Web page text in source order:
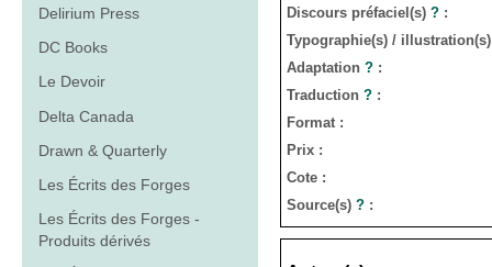
Delirium Press
DC Books
Le Devoir
Delta Canada
Drawn & Quarterly
Les Écrits des Forges
Les Écrits des Forges -
Produits dérivés
Discours préfaciel(s) ? :
Typographie(s) /
Adaptation ? :
Traduction ? :
Format :
Prix :
Cote :
Source(s) ? :